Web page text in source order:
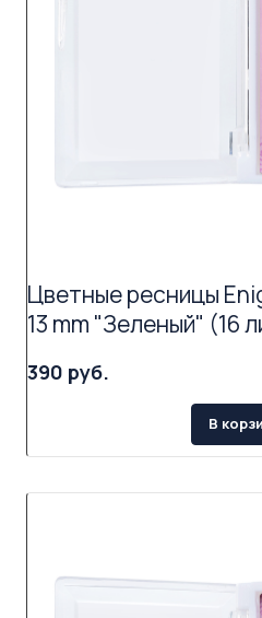
Цветные ресницы
13 mm "Зеленый" (16
390 руб.
В